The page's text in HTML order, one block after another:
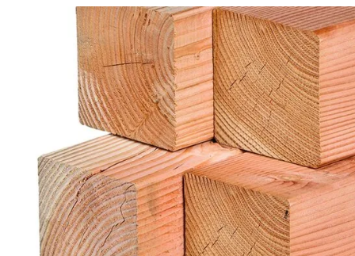
Gracias a su
el abeto
envigas,
estructuras de
en interiores
exteriores.
Revestimientos
Su acabado
durabilidad
una excelente
suelos y